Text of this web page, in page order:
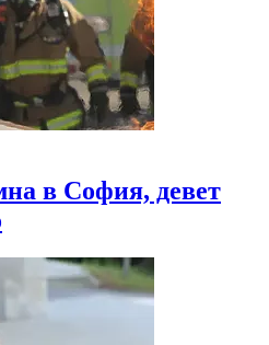
в София, девет